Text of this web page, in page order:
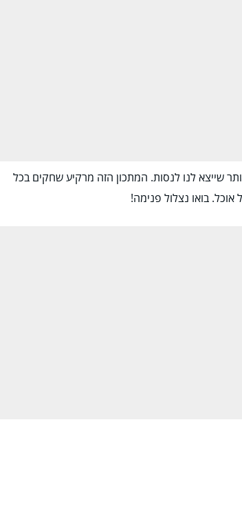
שייצא לנו לנסות. המתכון הזה מרקיע שחקים בכל
בואו נצלול פנימה!